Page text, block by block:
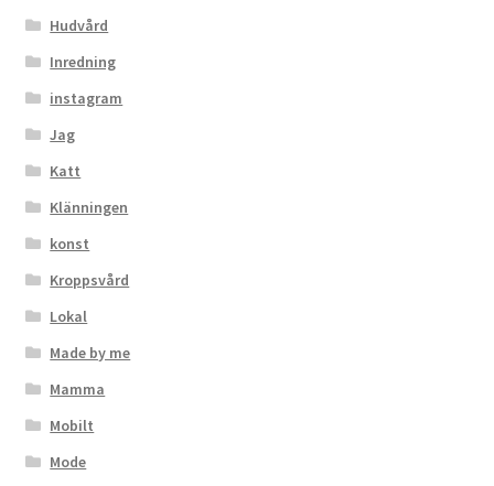
Hudvård
Inredning
instagram
Jag
Katt
Klänningen
konst
Kroppsvård
Lokal
Made by me
Mamma
Mobilt
Mode